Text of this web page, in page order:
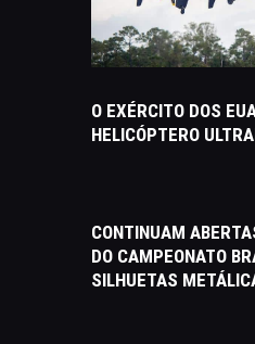
O EXÉRCITO DOS
HELICÓPTERO
CONTINUAM
DO CAMPEONATO
SILHUETAS